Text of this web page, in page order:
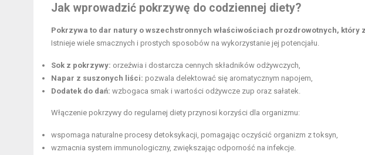
Jak wprowadzić pokrzywę do codziennej diety?
Pokrzywa to dar natury o wszechstronnych właściwościach prozdrowotnych, który
Istnieje wiele smacznych i prostych sposobów na wykorzystanie jej potencjału.
Sok z pokrzywy: orzeźwia i dostarcza cennych składników odżywczych,
Napar z suszonych liści: pozwala delektować się aromatycznym napojem,
Dodatek do dań: wzbogaca smak i wartości odżywcze zup oraz sałatek.
Włączenie pokrzywy do regularnej diety przynosi korzyści dla organizmu:
wspomaga naturalne procesy detoksykacji, pomagając oczyścić organizm z toksyn,
wzmacnia system immunologiczny, zwiększając odporność na infekcje.